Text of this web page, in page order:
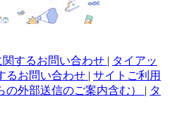
関するお問い合わせ | タイアッ
るお問い合わせ | サイトご利用
の外部送信のご案内含む） | タ